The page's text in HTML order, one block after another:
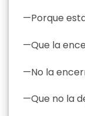
—Porque
—Que la
—No la
—Que no la